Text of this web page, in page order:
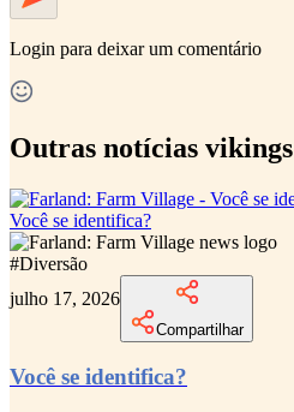
Login para deixar um comentário
Outras notícias vikings
Você se identifica?
#Diversão
julho 17, 2026
Compartilhar
Você se identifica?